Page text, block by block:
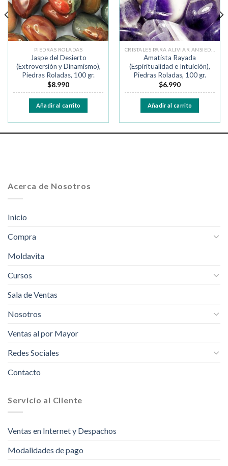
PIEDRAS ROLADAS
Jaspe del Desierto
(Extroversión y Dinamismo),
Piedras Roladas, 100 gr.
$8.990
Añadir al carrito
Amatista Rayada
(Espiritualidad e Intuición),
Piedras Roladas, 100 gr.
$6.990
Añadir al carrito
Acerca de Nosotros
Inicio
Compra
Moldavita
Cursos
Sala de Ventas
Nosotros
Ventas al por Mayor
Redes Sociales
Contacto
Servicio al Cliente
Ventas en Internet y Despachos
Modalidades de pago